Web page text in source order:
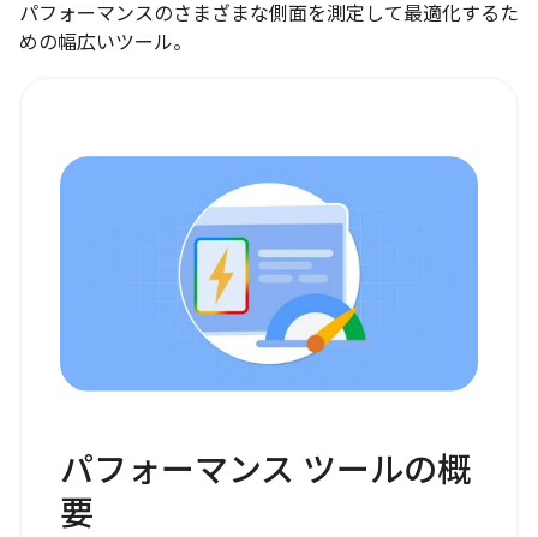
パフォーマンスのさまざまな側面を測定して最適化するた
めの幅広いツール。
パフォーマンス ツールの概
要